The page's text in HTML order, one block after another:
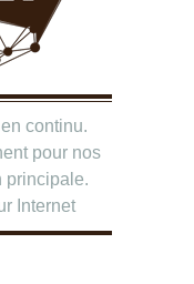
continu.
pour nos
principale.
Internet